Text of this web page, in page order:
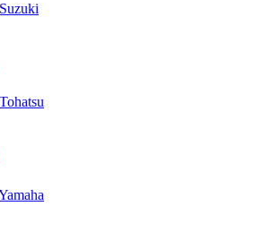
Suzuki
Tohatsu